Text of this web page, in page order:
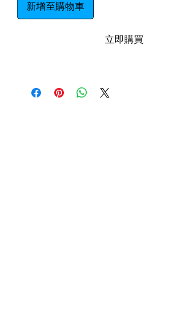
新增至購物車
立即購買